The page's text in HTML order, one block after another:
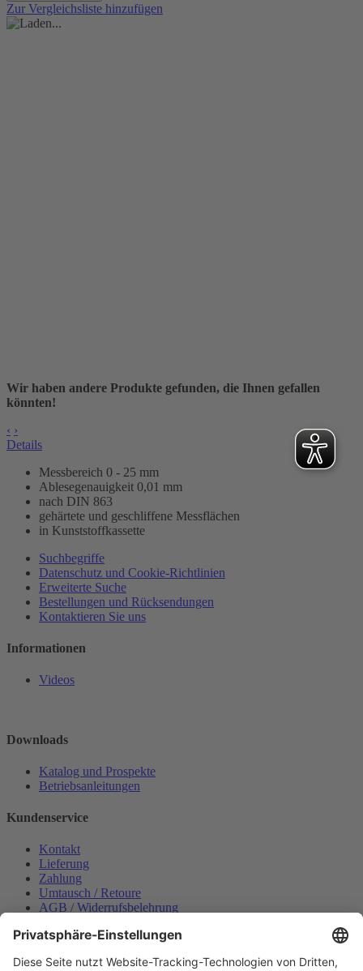
Zur Vergleichsliste hinzufügen
Wir haben andere Produkte gefunden, die Ihnen gefallen
könnten!
‹ ›
Details
Messbereich 0 - 25 mm
Ablesegenauigkeit 0,01 mm
nach DIN 863
gehärtete und geschliffene Messflächen
in Kunststoffkassette
Suchbegriffe
Datenschutz und Cookie-Richtlinien
Erweiterte Suche
Bestellungen und Rücksendungen
Kontaktieren Sie uns
Informationen
Videos
Downloads
Katalog und Prospekte
Betriebsanleitungen
Kundenservice
Kontakt
Lieferung
Zahlung
Umtausch / Retoure
AGB / Widerrufsbelehrung
Datenschutzerklärung
Bestellung widerrufen